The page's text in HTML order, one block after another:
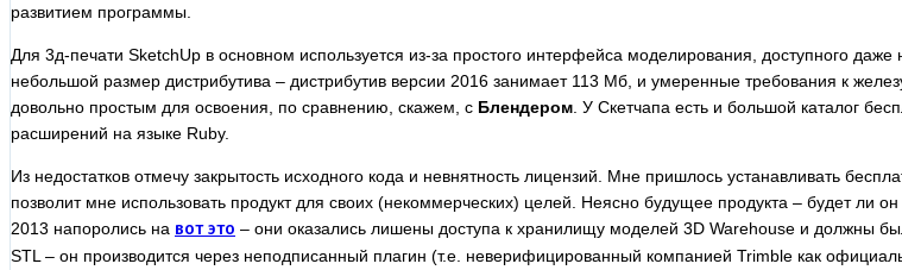
развитием программы.
Для 3д-печати SketchUp в основном используется из-за простого интерфейса моделирования, доступного
небольшой размер дистрибутива – дистрибутив версии 2016 занимает 113 Мб, и умеренные требования к
довольно простым для освоения, по сравнению, скажем, с Блендером . У Скетчапа есть и большой каталог
расширений на языке Ruby.
Из недостатков отмечу закрытость исходного кода и невнятность лицензий. Мне пришлось устанавливать
позволит мне использовать продукт для своих (некоммерческих) целей. Неясно будущее продукта – будет ли
2013 напоролись на вот это – они оказались лишены доступа к хранилищу моделей 3D Warehouse и должны
STL – он производится через неподписанный плагин (т.е. неверифицированный компанией Trimble как